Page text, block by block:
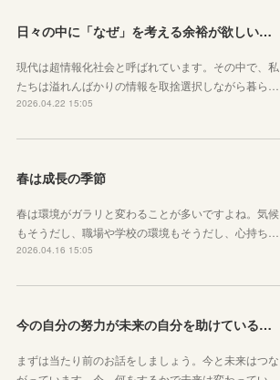
日々の中に「なぜ」を考える余裕が欲しい子どもたちへ
現代は超情報化社会と呼ばれています。その中で、私
たちは溢れんばかりの情報を取捨選択しながら暮ら…
2026.04.22 15:05
春は成長の季節
春は環境がガラリと変わることが多いですよね。気候
もそうだし、職場や学校の環境もそうだし、心持ち…
2026.04.16 15:05
今の自分の努力が未来の自分を助けているという感覚を持とう！
まずは当たり前のお話をしましょう。今と未来はつな